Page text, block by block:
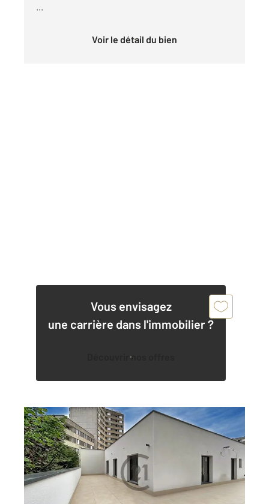
Voir le détail du bien
Vous envisagez
une carrière dans l'immobilier ?
Découvrir nos offres
REIMS 51
31 m2, 2 pièces
Ref : 18424
Appartement F1 Bis à vendre
157 000 €